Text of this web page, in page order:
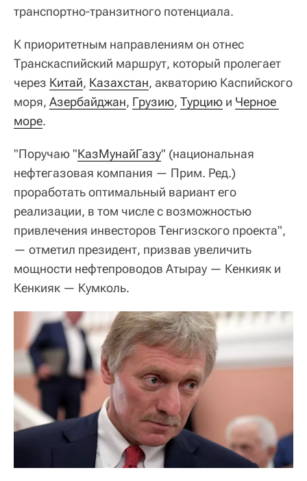
транспортно-транзитного потенциала.
К приоритетным направлениям он отнес
Транскаспийский маршрут, который пролегает
через Китай, Казахстан, акваторию Каспийского
моря, Азербайджан, Грузию, Турцию и Черное
море.
"Поручаю "КазМунайГазу" (национальная
нефтегазовая компания — Прим. Ред.)
проработать оптимальный вариант его
реализации, в том числе с возможностью
привлечения инвесторов Тенгизского проекта",
— отметил президент, призвав увеличить
мощности нефтепроводов Атырау — Кенкияк и
Кенкияк — Кумколь.